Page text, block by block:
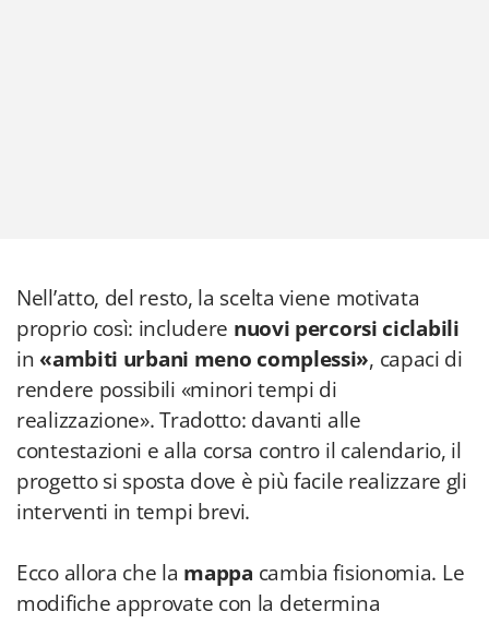
Nell’atto, del resto, la scelta viene motivata
proprio così: includere nuovi percorsi ciclabili
in«ambiti urbani meno complessi», capaci di
rendere possibili «minori tempi di
realizzazione». Tradotto: davanti alle
contestazioni e alla corsa contro il calendario, il
progetto si sposta dove è più facile realizzare gli
interventi in tempi brevi.
Ecco allora che la mappa cambia fisionomia. Le
modifiche approvate con la determina